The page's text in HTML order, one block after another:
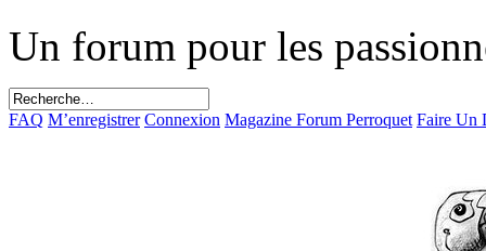
Un forum pour les
FAQ M’enregistrer Connexion Magazine Forum Perroquet Faire Un